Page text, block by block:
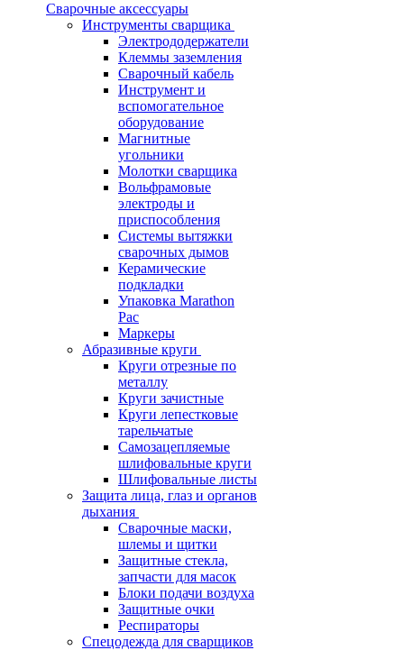
Сварочные аксессуары
Инструменты сварщика
Электрододержатели
Клеммы заземления
Сварочный кабель
Инструмент и
вспомогательное
оборудование
Магнитные
угольники
Молотки сварщика
Вольфрамовые
электроды и
приспособления
Системы вытяжки
сварочных дымов
Керамические
подкладки
Упаковка Marathon
Pac
Маркеры
Абразивные круги
Круги отрезные по
металлу
Круги зачистные
Круги лепестковые
тарельчатые
Самозацепляемые
шлифовальные круги
Шлифовальные листы
Защита лица, глаз и органов
дыхания
Сварочные маски,
шлемы и щитки
Защитные стекла,
запчасти для масок
Блоки подачи воздуха
Защитные очки
Респираторы
Спецодежда для сварщиков